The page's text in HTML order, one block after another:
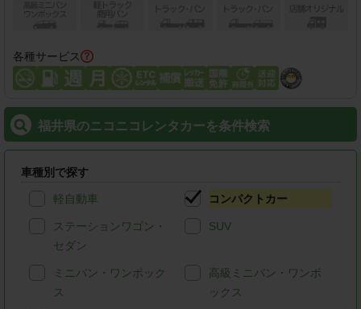
各種サービス
福井県のニコニコレンタカーを条件検索
車種別で探す
軽自動車 コンパクトカー
ステーションワゴン・
セダン
SUV
ミニバン・ワンボック
ス
高級ミニバン・ワンボ
ックス